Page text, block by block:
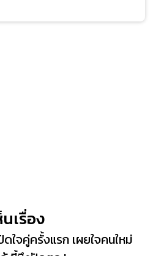
เรื่อง
ใจคู่ครั้งแรก เผยใจคนใหม่